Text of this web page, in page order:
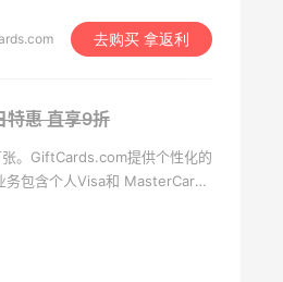
去购买 拿返利
特惠直享9折
。GiftCards.com提供个性化的
务包含个人Visa和 MasterCard